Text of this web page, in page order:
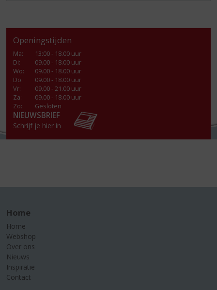
Openingstijden
Ma:
13:00 - 18.00 uur
Di:
09.00 - 18.00 uur
Wo:
09.00 - 18.00 uur
Do:
09.00 - 18.00 uur
Vr:
09.00 - 21.00 uur
Za:
09.00 - 18.00 uur
Zo:
Gesloten
NIEUWSBRIEF
Schrijf je hier in
Home
Home
Webshop
Over ons
Nieuws
Inspiratie
Contact